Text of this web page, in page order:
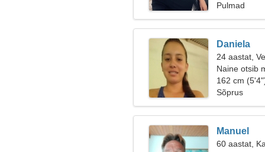
Pulmad
Daniela
24 aastat,
Naine otsib
162 cm
Sõprus
Manuel
60 aastat,